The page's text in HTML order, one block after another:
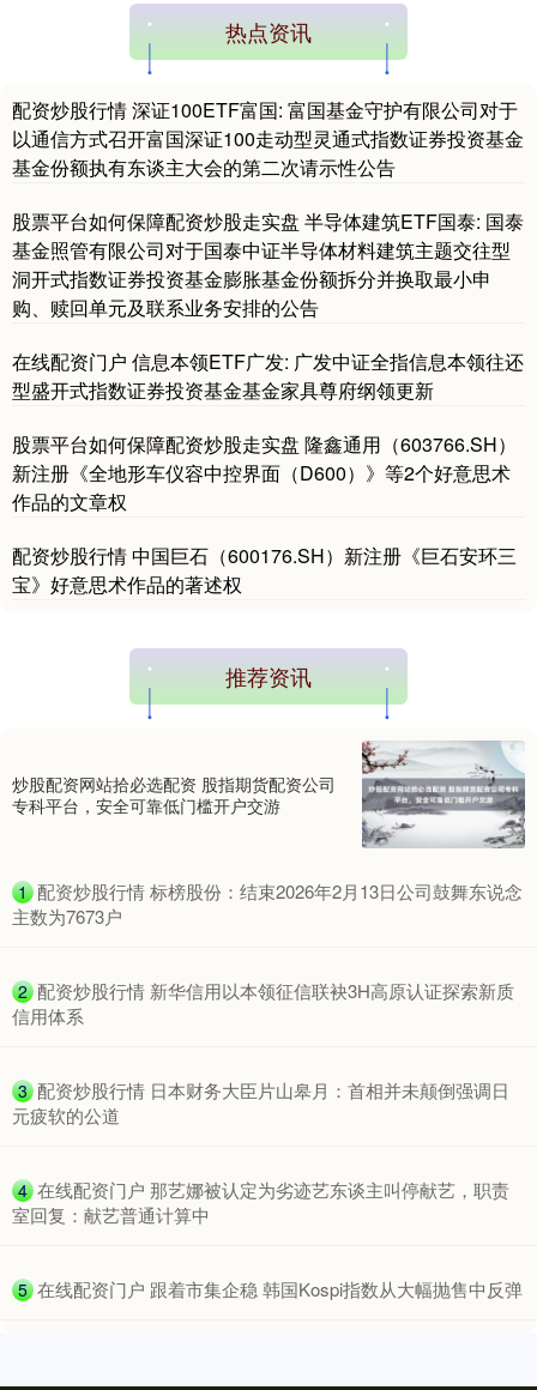
热点资讯
配资炒股行情 深证100ETF富国: 富国基金守护有限公司对于
以通信方式召开富国深证100走动型灵通式指数证券投资基金
基金份额执有东谈主大会的第二次请示性公告
股票平台如何保障配资炒股走实盘 半导体建筑ETF国泰: 国泰
基金照管有限公司对于国泰中证半导体材料建筑主题交往型
洞开式指数证券投资基金膨胀基金份额拆分并换取最小申
购、赎回单元及联系业务安排的公告
在线配资门户 信息本领ETF广发: 广发中证全指信息本领往还
型盛开式指数证券投资基金基金家具尊府纲领更新
股票平台如何保障配资炒股走实盘 隆鑫通用（603766.SH）
新注册《全地形车仪容中控界面（D600）》等2个好意思术
作品的文章权
配资炒股行情 中国巨石（600176.SH）新注册《巨石安环三
宝》好意思术作品的著述权
推荐资讯
炒股配资网站拾必选配资 股指期货配资公司
专科平台，安全可靠低门槛开户交游
1 ​配资炒股行情 标榜股份：结束2026年2月13日公司鼓舞东说念
主数为7673户
2 ​配资炒股行情 新华信用以本领征信联袂3H高原认证探索新质
信用体系
3 ​配资炒股行情 日本财务大臣片山皋月：首相并未颠倒强调日
元疲软的公道
4 ​在线配资门户 那艺娜被认定为劣迹艺东谈主叫停献艺，职责
室回复：献艺普通计算中
5 ​在线配资门户 跟着市集企稳 韩国Kospi指数从大幅抛售中反弹